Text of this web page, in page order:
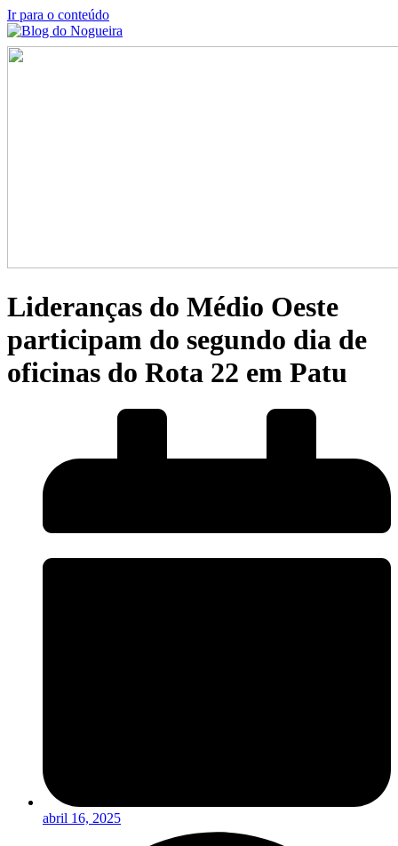
Ir para o conteúdo
Lideranças do Médio Oeste
participam do segundo dia de
oficinas do Rota 22 em Patu
abril 16, 2025